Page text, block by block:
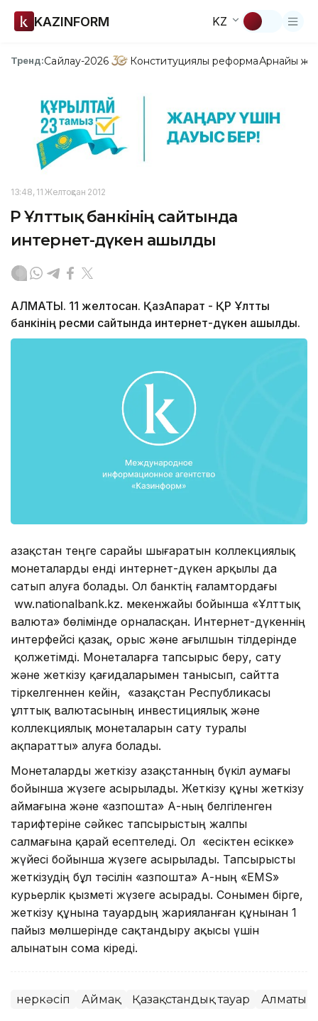
KAZINFORM KZ
Тренд:Сайлау-2026 Конституциялық реформаАрнайы
13:48, 11 Желтоқсан 2012
ҚР Ұлттық банкінің сайтында
интернет-дүкен ашылды
АЛМАТЫ. 11 желтоқсан. ҚазАқпарат - ҚР Ұлттық
банкінің ресми сайтында интернет-дүкен ашылды.
Қазақстан теңге сарайы шығаратын коллекциялық
монеталарды енді интернет-дүкен арқылы да
сатып алуға болады. Ол банктің ғаламтордағы
ww.nationalbank.kz. мекенжайы бойынша «Ұлттық
валюта» бөлімінде орналасқан. Интернет-дүкеннің
интерфейсі қазақ, орыс және ағылшын тілдерінде
қолжетімді. Монеталарға тапсырыс беру, сату
және жеткізу қағидаларымен танысып, сайтта
тіркелгеннен кейін, «Қазақстан Республикасы
ұлттық валютасының инвестициялық және
коллекциялық монеталарын сату туралы
ақпаратты» алуға болады.
Монеталарды жеткізу Қазақстанның бүкіл аумағы
бойынша жүзеге асырылады. Жеткізу құны жеткізу
аймағына және «Қазпошта» АҚ-ның белгіленген
тарифтеріне сәйкес тапсырыстың жалпы
салмағына қарай есептеледі. Ол «есіктен есікке»
жүйесі бойынша жүзеге асырылады. Тапсырысты
жеткізудің бұл тәсілін «Қазпошта» АҚ-ның «EMS»
курьерлік қызметі жүзеге асырады. Сонымен бірге,
жеткізу құнына тауардың жарияланған құнынан 1
пайыз мөлшерінде сақтандыру ақысы үшін
алынатын сома кіреді.
Өнеркәсіп Аймақ Қазақстандық тауар Алматы